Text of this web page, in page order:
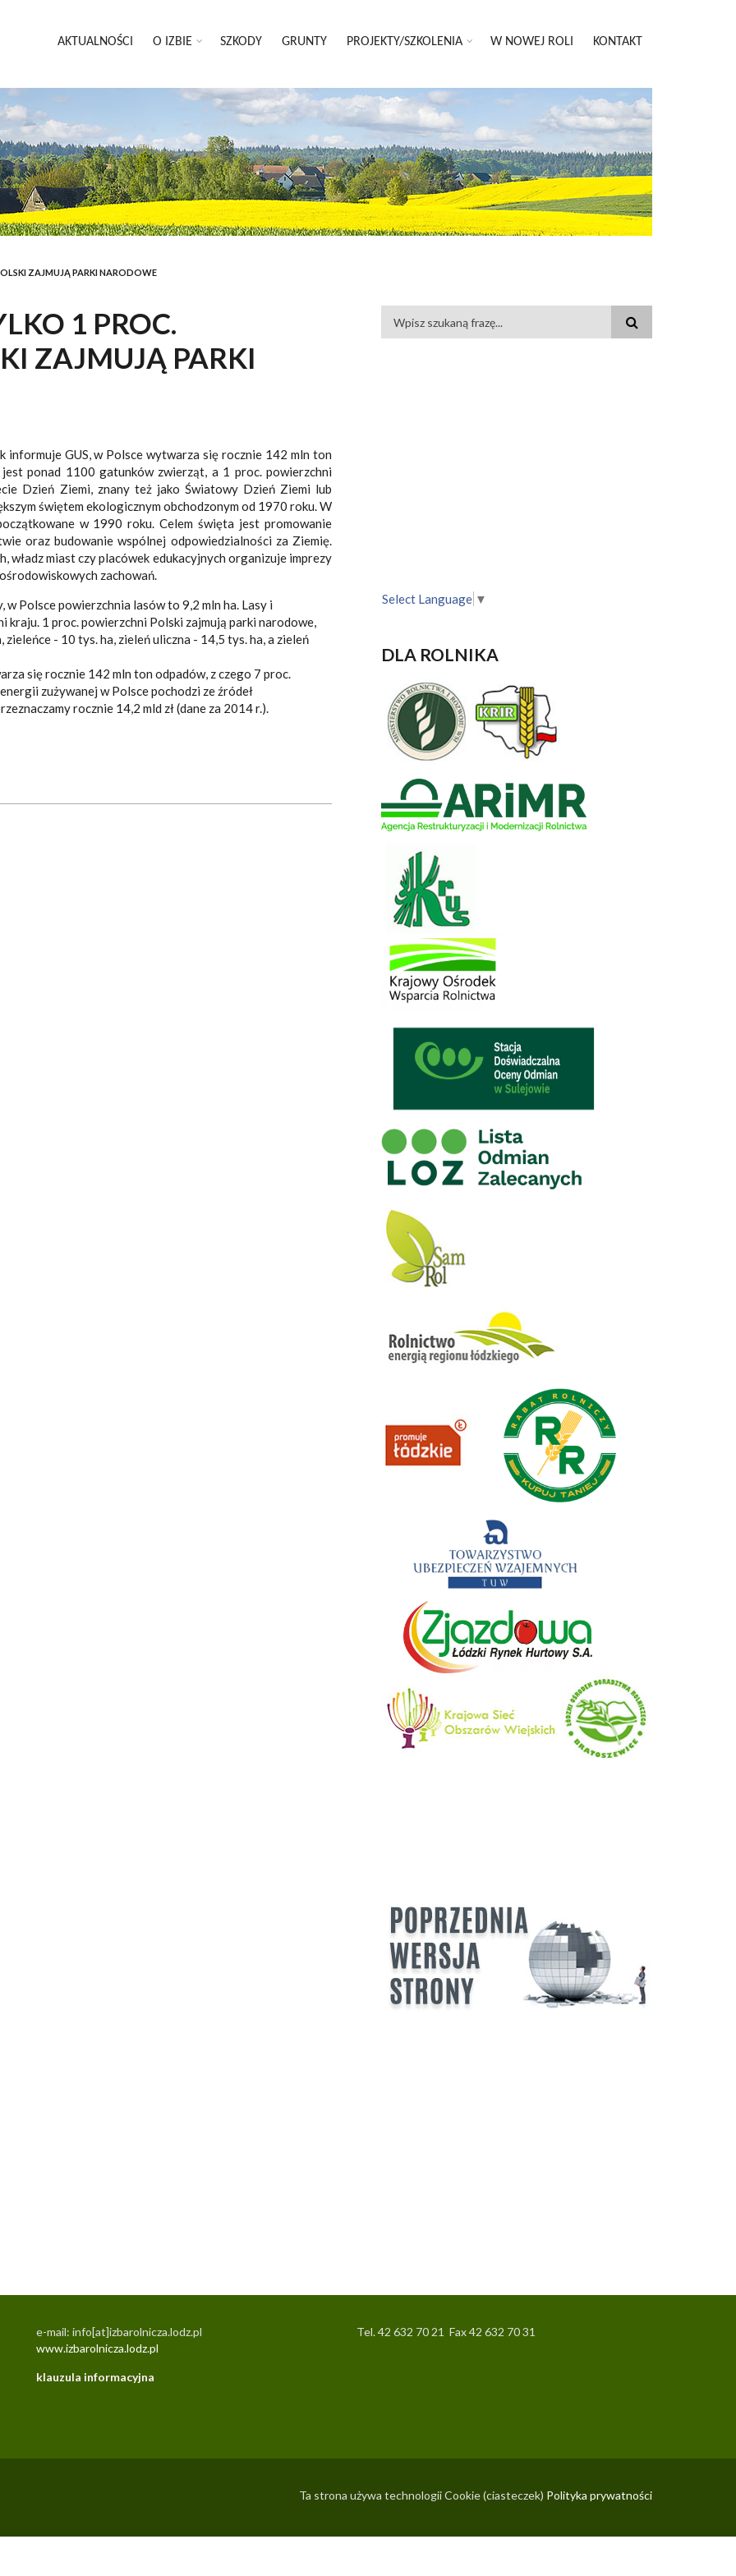
AKTUALNOŚCI O IZBIE SZKODY GRUNTY PROJEKTY/SZKOLENIA W NOWEJ ROLI KONTAKT
ZAJMUJĄ PARKI NARODOWE
1 PROC.
ZAJMUJĄ PARKI
GUS, w Polsce wytwarza się rocznie 142 mln ton
ponad 1100 gatunków zwierząt, a 1 proc. powierzchni
Dzień Ziemi, znany też jako Światowy Dzień Ziemi lub
świętem ekologicznym obchodzonym od 1970 roku. W
w 1990 roku. Celem święta jest promowanie
oraz budowanie wspólnej odpowiedzialności za Ziemię.
władz miast czy placówek edukacyjnych organizuje imprezy
zachowań.
w Polsce powierzchnia lasów to 9,2 mln ha. Lasy i
kraju. 1 proc. powierzchni Polski zajmują parki narodowe,
- 10 tys. ha, zieleń uliczna - 14,5 tys. ha, a zieleń
się rocznie 142 mln ton odpadów, z czego 7 proc.
zużywanej w Polsce pochodzi ze źródeł
rocznie 14,2 mld zł (dane za 2014 r.).
FORMULARZ
Select Language ▼
DLA ROLNIKA
e-mail: info[at]izbarolnicza.lodz.pl
www.izbarolnicza.lodz.pl
klauzula informacyjna
Tel. 42 632 70 21 Fax 42 632 70 31
Ta strona używa technologii Cookie (ciasteczek) Polityka prywatności